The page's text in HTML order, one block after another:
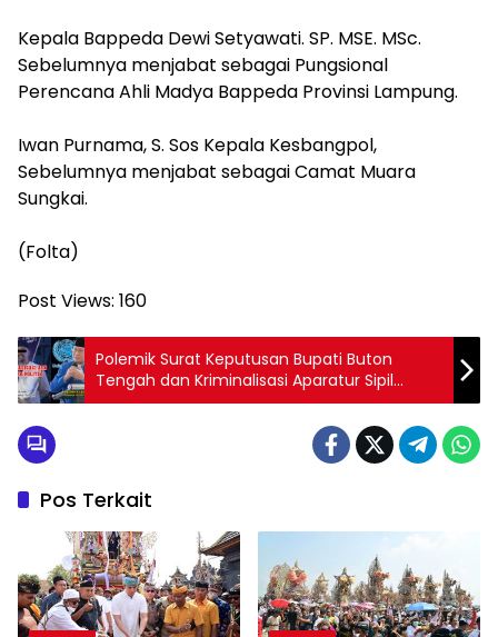
‎Kepala Bappeda Dewi Setyawati. SP. MSE. MSc.
Sebelumnya menjabat sebagai Pungsional
Perencana Ahli Madya Bappeda Provinsi Lampung.
‎Iwan Purnama, S. Sos Kepala Kesbangpol,
Sebelumnya menjabat sebagai Camat Muara
Sungkai.
‎(Folta)
Post Views: 160
Polemik Surat Keputusan Bupati Buton
Tengah dan Kriminalisasi Aparatur Sipil
Negara
Pos Terkait